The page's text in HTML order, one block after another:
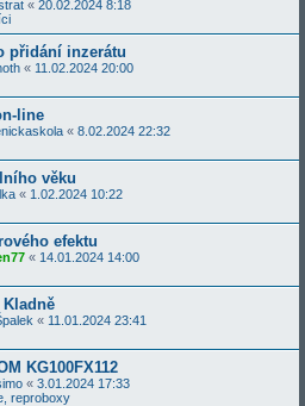
« 20.02.2024 8:18
přidání inzerátu
« 11.02.2024 20:00
line
« 8.02.2024 22:32
věku
« 1.02.2024 10:22
efektu
« 14.01.2024 14:00
« 11.01.2024 23:41
KG100FX112
« 3.01.2024 17:33
reproboxy